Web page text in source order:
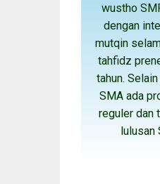
wustho
dengan
mutqin
tahfidz
tahun.
SMA ada
reguler dan
lulusan